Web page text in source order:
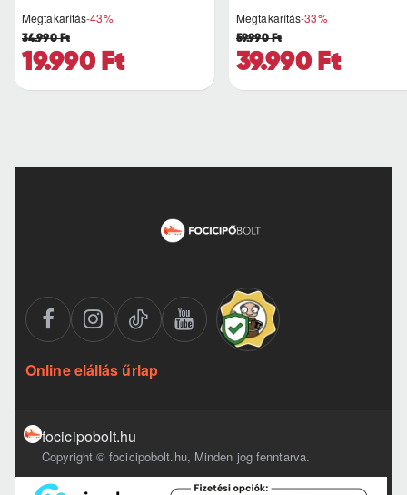
Megtakarítás-43%
19.990 Ft
34.990 Ft
Megtakarítás-33%
39.990 Ft
59.990 Ft
Online elállás űrlap
focicipobolt.hu
Copyright © focicipobolt.hu, Minden jog fenntarva.